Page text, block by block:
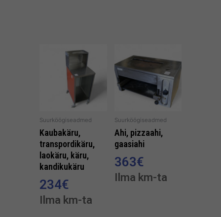
Suurköögiseadmed
Kaubakäru,
transpordikäru,
laokäru, käru,
kandikukäru
234€
Ilma km-ta
Suurköögiseadmed
Ahi, pizzaahi,
gaasiahi
363€
Ilma km-ta